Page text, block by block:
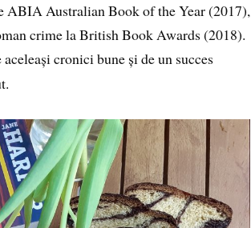
ABIA Australian Book of the Year (2017),
crime la British Book Awards (2018).
aceleași cronici bune și de un succes